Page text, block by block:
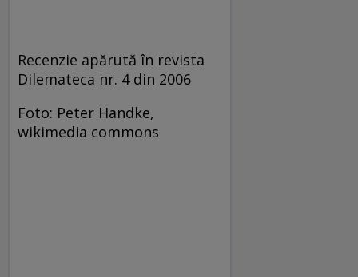
Recenzie apărută în revista
Dilemateca nr. 4 din 2006
Foto: Peter Handke,
wikimedia commons